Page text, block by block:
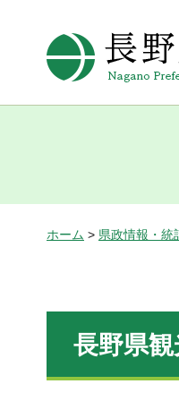
ホーム > 県政情報・統
長野県